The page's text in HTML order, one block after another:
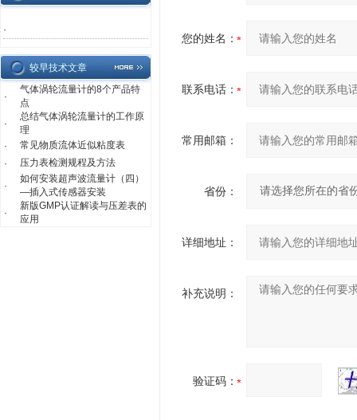
·
较早技术文章
·
气体涡轮流量计的8个产品特
点
·
总结气体涡轮流量计的工作原
理
·
常见物质流体近似粘度表
·
压力表检测规程及方法
·
如何安装超声波流量计（四）
—插入式传感器安装
·
新版GMP认证解读与压差表的
应用
您的姓名：
联系电话：
常用邮箱：
省份：
详细地址：
补充说明：
验证码：